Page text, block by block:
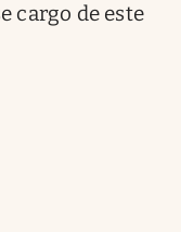
cargo de este